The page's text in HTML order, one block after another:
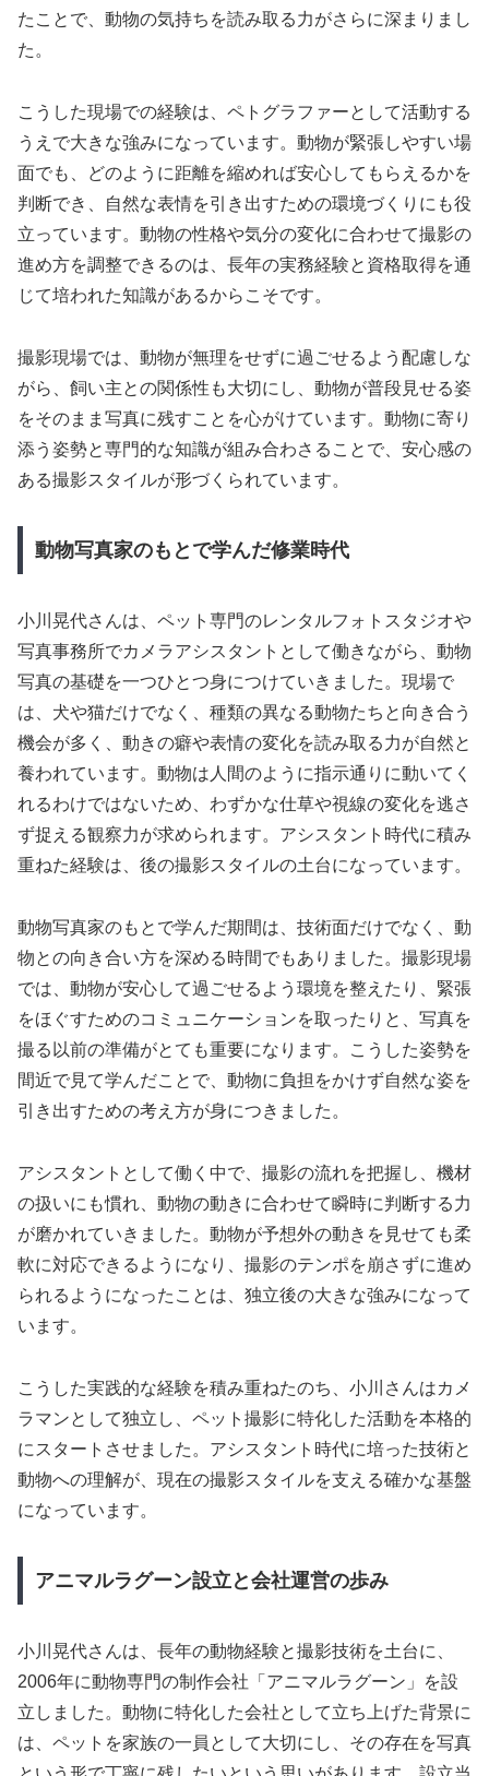
たことで、動物の気持ちを読み取る力がさらに深まりまし
た。
こうした現場での経験は、ペトグラファーとして活動する
うえで大きな強みになっています。動物が緊張しやすい場
面でも、どのように距離を縮めれば安心してもらえるかを
判断でき、自然な表情を引き出すための環境づくりにも役
立っています。動物の性格や気分の変化に合わせて撮影の
進め方を調整できるのは、長年の実務経験と資格取得を通
じて培われた知識があるからこそです。
撮影現場では、動物が無理をせずに過ごせるよう配慮しな
がら、飼い主との関係性も大切にし、動物が普段見せる姿
をそのまま写真に残すことを心がけています。動物に寄り
添う姿勢と専門的な知識が組み合わさることで、安心感の
ある撮影スタイルが形づくられています。
動物写真家のもとで学んだ修業時代
小川晃代さんは、ペット専門のレンタルフォトスタジオや
写真事務所でカメラアシスタントとして働きながら、動物
写真の基礎を一つひとつ身につけていきました。現場で
は、犬や猫だけでなく、種類の異なる動物たちと向き合う
機会が多く、動きの癖や表情の変化を読み取る力が自然と
養われています。動物は人間のように指示通りに動いてく
れるわけではないため、わずかな仕草や視線の変化を逃さ
ず捉える観察力が求められます。アシスタント時代に積み
重ねた経験は、後の撮影スタイルの土台になっています。
動物写真家のもとで学んだ期間は、技術面だけでなく、動
物との向き合い方を深める時間でもありました。撮影現場
では、動物が安心して過ごせるよう環境を整えたり、緊張
をほぐすためのコミュニケーションを取ったりと、写真を
撮る以前の準備がとても重要になります。こうした姿勢を
間近で見て学んだことで、動物に負担をかけず自然な姿を
引き出すための考え方が身につきました。
アシスタントとして働く中で、撮影の流れを把握し、機材
の扱いにも慣れ、動物の動きに合わせて瞬時に判断する力
が磨かれていきました。動物が予想外の動きを見せても柔
軟に対応できるようになり、撮影のテンポを崩さずに進め
られるようになったことは、独立後の大きな強みになって
います。
こうした実践的な経験を積み重ねたのち、小川さんはカメ
ラマンとして独立し、ペット撮影に特化した活動を本格的
にスタートさせました。アシスタント時代に培った技術と
動物への理解が、現在の撮影スタイルを支える確かな基盤
になっています。
アニマルラグーン設立と会社運営の歩み
小川晃代さんは、長年の動物経験と撮影技術を土台に、
2006年に動物専門の制作会社「アニマルラグーン」を設
立しました。動物に特化した会社として立ち上げた背景に
は、ペットを家族の一員として大切にし、その存在を写真